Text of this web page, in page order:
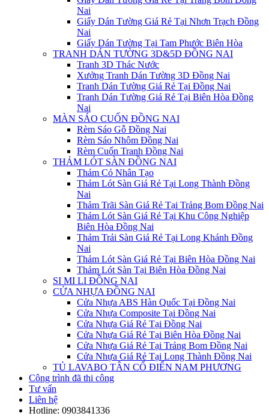
Nai
Giấy Dán Tường Giá Rẻ Tại Nhơn Trạch Đồng
Nai
Giấy Dán Tường Tại Tam Phước Biên Hòa
TRANH DÁN TƯỜNG 3D&5D ĐỒNG NAI
Tranh 3D Thác Nước
Xưởng Tranh Dán Tường 3D Đồng Nai
Tranh Dán Tường Giá Rẻ Tại Đồng Nai
Tranh Dán Tường Giá Rẻ Tại Biên Hòa Đồng
Nai
MÀN SÁO CUỐN ĐỒNG NAI
Rèm Sáo Gỗ Đồng Nai
Rèm Sáo Nhôm Đồng Nai
Rèm Cuốn Tranh Đồng Nai
THẢM LÓT SÀN ĐỒNG NAI
Thảm Cỏ Nhân Tạo
Thảm Lót Sàn Giá Rẻ Tại Long Thành Đồng
Nai
Thảm Trãi Sàn Giá Rẻ Tại Trảng Bom Đồng Nai
Thảm Lót Sàn Giá Rẻ Tại Khu Công Nghiệp
Biên Hòa Đồng Nai
Thảm Trải Sàn Giá Rẻ Tại Long Khánh Đồng
Nai
Thảm Lót Sàn Giá Rẻ Tại Biên Hòa Đồng Nai
Thảm Lót Sàn Tại Biên Hòa Đồng Nai
SI MI LI ĐỒNG NAI
CỬA NHỰA ĐỒNG NAI
Cửa Nhựa ABS Hàn Quốc Tại Đồng Nai
Cửa Nhựa Composite Tại Đồng Nai
Cửa Nhựa Giá Rẻ Tại Đồng Nai
Cửa Nhựa Giá Rẻ Tại Biên Hòa Đồng Nai
Cửa Nhựa Giá Rẻ Tại Trảng Bom Đồng Nai
Cửa Nhựa Giá Rẻ Tại Long Thành Đồng Nai
TỦ LAVABO TÂN CỔ ĐIỂN NAM PHƯƠNG
Công trình đã thi công
Tư vấn
Liên hệ
Hotline: 0903841336